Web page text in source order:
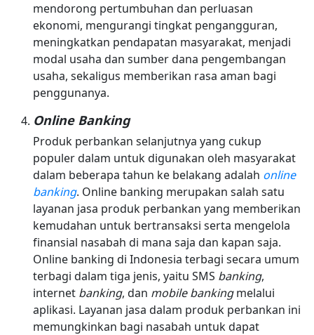
mendorong pertumbuhan dan perluasan
ekonomi, mengurangi tingkat pengangguran,
meningkatkan pendapatan masyarakat, menjadi
modal usaha dan sumber dana pengembangan
usaha, sekaligus memberikan rasa aman bagi
penggunanya.
Online Banking
Produk perbankan selanjutnya yang cukup
populer dalam untuk digunakan oleh masyarakat
dalam beberapa tahun ke belakang adalah online
banking. Online banking merupakan salah satu
layanan jasa produk perbankan yang memberikan
kemudahan untuk bertransaksi serta mengelola
finansial nasabah di mana saja dan kapan saja.
Online banking di Indonesia terbagi secara umum
terbagi dalam tiga jenis, yaitu SMS banking,
internet banking, dan mobile bankingmelalui
aplikasi. Layanan jasa dalam produk perbankan ini
memungkinkan bagi nasabah untuk dapat